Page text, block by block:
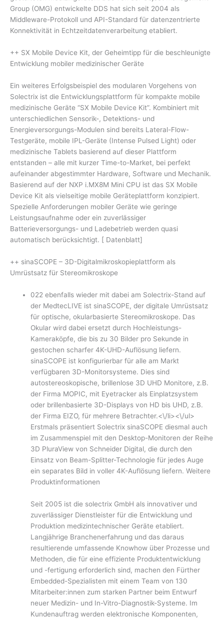
Group (OMG) entwickelte DDS hat sich seit 2004 als
Middleware-Protokoll und API-Standard für datenzentrierte
Konnektivität in Echtzeitdatenverarbeitung etabliert.
++ SX Mobile Device Kit, der Geheimtipp für die beschleunigte
Entwicklung mobiler medizinischer Geräte
Ein weiteres Erfolgsbeispiel des modularen Vorgehens von
Solectrix ist die Entwicklungsplattform für kompakte mobile
medizinische Geräte “SX Mobile Device Kit”. Kombiniert mit
unterschiedlichen Sensorik-, Detektions- und
Energieversorgungs-Modulen sind bereits Lateral-Flow-
Testgeräte, mobile IPL-Geräte (Intense Pulsed Light) oder
medizinische Tablets basierend auf dieser Plattform
entstanden – alle mit kurzer Time-to-Market, bei perfekt
aufeinander abgestimmter Hardware, Software und Mechanik.
Basierend auf der NXP i.MX8M Mini CPU ist das SX Mobile
Device Kit als vielseitige mobile Geräteplattform konzipiert.
Spezielle Anforderungen mobiler Geräte wie geringe
Leistungsaufnahme oder ein zuverlässiger
Batterieversorgungs- und Ladebetrieb werden quasi
automatisch berücksichtigt. [ Datenblatt]
++ sinaSCOPE – 3D-Digitalmikroskopieplattform als
Umrüstsatz für Stereomikroskope
022 ebenfalls wieder mit dabei am Solectrix-Stand auf
der MedtecLIVE ist sinaSCOPE, der digitale Umrüstsatz
für optische, okularbasierte Stereomikroskope. Das
Okular wird dabei ersetzt durch Hochleistungs-
Kameraköpfe, die bis zu 30 Bilder pro Sekunde in
gestochen scharfer 4K-UHD-Auflösung liefern.
sinaSCOPE ist konfigurierbar für alle am Markt
verfügbaren 3D-Monitorsysteme. Dies sind
autostereoskopische, brillenlose 3D UHD Monitore, z.B.
der Firma MOPIC, mit Eyetracker als Einplatzsystem
oder brillenbasierte 3D-Displays von HD bis UHD, z.B.
der Firma EIZO, für mehrere Betrachter.<\/li><\/ul>
Erstmals präsentiert Solectrix sinaSCOPE diesmal auch
im Zusammenspiel mit den Desktop-Monitoren der Reihe
3D PluraView von Schneider Digital, die durch den
Einsatz von Beam-Splitter-Technologie für jedes Auge
ein separates Bild in voller 4K-Auflösung liefern. Weitere
Produktinformationen
Seit 2005 ist die solectrix GmbH als innovativer und
zuverlässiger Dienstleister für die Entwicklung und
Produktion medizintechnischer Geräte etabliert.
Langjährige Branchenerfahrung und das daraus
resultierende umfassende Knowhow über Prozesse und
Methoden, die für eine effiziente Produktentwicklung
und -fertigung erforderlich sind, machen den Fürther
Embedded-Spezialisten mit einem Team von 130
Mitarbeiter:innen zum starken Partner beim Entwurf
neuer Medizin- und In-Vitro-Diagnostik-Systeme. Im
Kundenauftrag werden elektronische Komponenten,